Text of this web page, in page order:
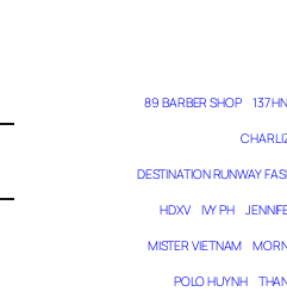
89 BARBER SHOP 137
DESTINATION RUNWAY
HDXV IVY PH
MISTER VIETNAM
POLO HUYNH